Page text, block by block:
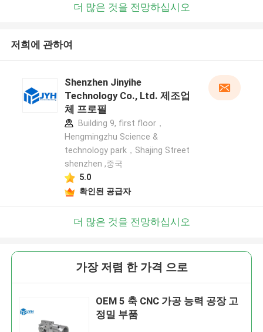
더 많은 것을 전망하십시오
저희에 관하여
Shenzhen Jinyihe
Technology Co., Ltd. 제조업
체 프로필
Building 9, first floor，
Hengmingzhu Science &
technology park，Shajing Street
shenzhen ,중국
5.0
확인된 공급자
더 많은 것을 전망하십시오
가장 저렴 한 가격 으로
OEM 5 축 CNC 가공 능력 공장 고
정밀 부품